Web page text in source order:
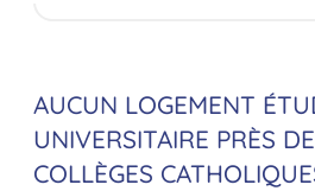
AUCUN LOGEMENT
UNIVERSITAIRE PRÈS
COLLÈGES